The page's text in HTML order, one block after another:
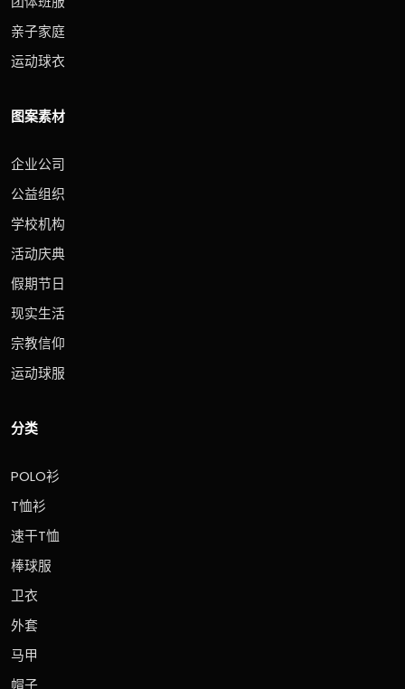
亲子家庭
运动球衣
图案素材
企业公司
公益组织
学校机构
活动庆典
假期节日
现实生活
宗教信仰
运动球服
分类
POLO衫
T恤衫
速干T恤
棒球服
卫衣
外套
马甲
帽子